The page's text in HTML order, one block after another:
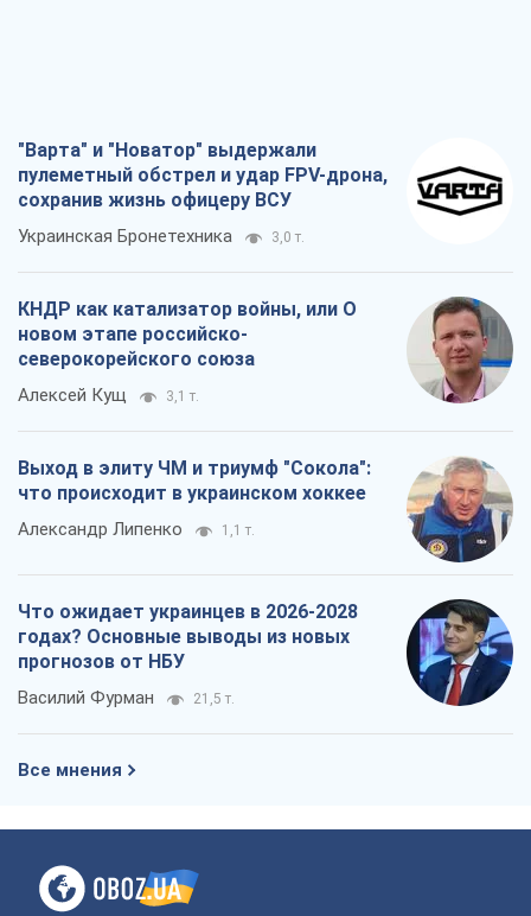
"Варта" и "Новатор" выдержали
пулеметный обстрел и удар FPV-дрона,
сохранив жизнь офицеру ВСУ
Украинская Бронетехника 3,0 т.
КНДР как катализатор войны, или О
новом этапе российско-
северокорейского союза
Алексей Кущ 3,1 т.
Выход в элиту ЧМ и триумф "Сокола":
что происходит в украинском хоккее
Александр Липенко 1,1 т.
Что ожидает украинцев в 2026-2028
годах? Основные выводы из новых
прогнозов от НБУ
Василий Фурман 21,5 т.
Все мнения